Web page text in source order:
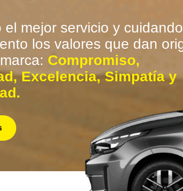
el mejor servicio y
los valores que dan
Compromiso,
Excelencia, Simpatía y